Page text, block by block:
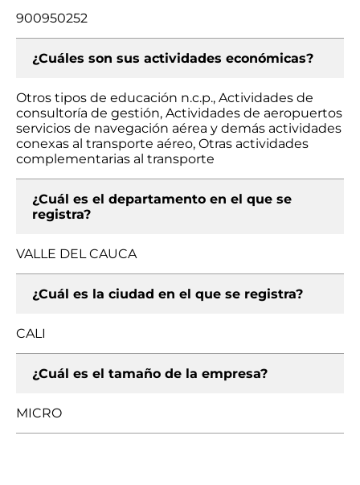
900950252
¿Cuáles son sus actividades económicas?
Otros tipos de educación n.c.p., Actividades de
consultoría de gestión, Actividades de aeropuertos
servicios de navegación aérea y demás actividades
conexas al transporte aéreo, Otras actividades
complementarias al transporte
¿Cuál es el departamento en el que se
registra?
VALLE DEL CAUCA
¿Cuál es la ciudad en el que se registra?
CALI
¿Cuál es el tamaño de la empresa?
MICRO